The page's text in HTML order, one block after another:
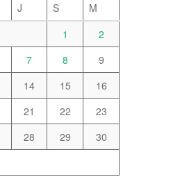
J S
M
1
2
7 8
9
14 15
16
21 22
23
28 29
30